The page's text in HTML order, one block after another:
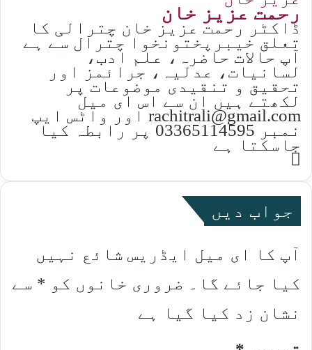
رحمت عزیز خان
ڈاکٹر رحمت عزیز خان چترالی کا
تعلق خیبرپختونخوا چترال سے ہے
آپ حالات حاضرہ، علم ادب،
لسانیات، عدلیہ، جرائمز اور
تحقیق و تنقیدی موضوعات پر
لکھتے ہیں ان سے اس ای میل
rachitrali@gmail.com اور واٹس ایپ
نمبر 03365114595 پر رابطہ کیا
جاسکتا ہے
جواب دیں
آپ کا ای میل ایڈریس شائع نہیں
کیا جائے گا۔
ضروری خانوں کو * سے
نشان زد کیا گیا ہے